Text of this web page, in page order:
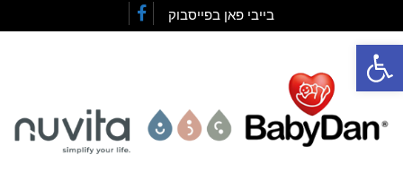
פתח סרגל נגישות
בייבי פאן בפייסבוק
Facebook